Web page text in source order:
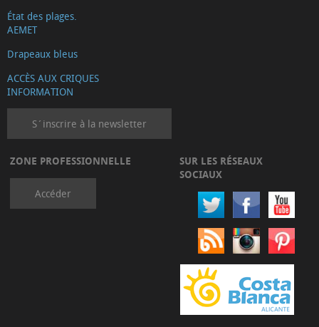
État des plages.
AEMET
Drapeaux bleus
ACCÈS AUX CRIQUES
INFORMATION
S´inscrire à la newsletter
ZONE PROFESSIONNELLE
Accéder
SUR LES RÉSEAUX
SOCIAUX